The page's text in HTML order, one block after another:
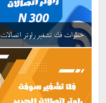
خطوات فك تشفير راوتر اتصالات N300 الجديد